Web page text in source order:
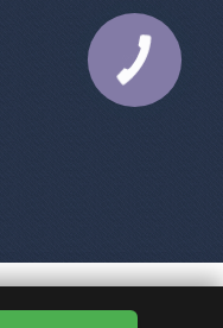
КНОПКА
ЗВ'ЯЗКУ